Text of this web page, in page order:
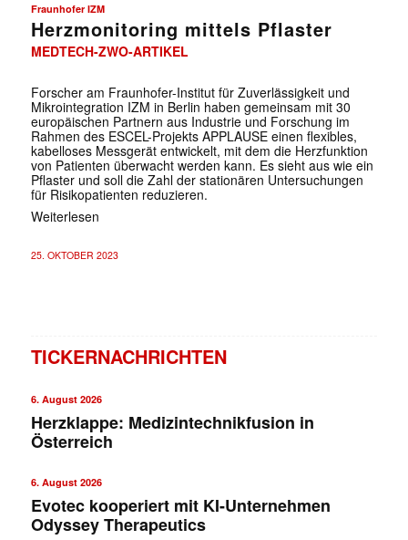
Fraunhofer IZM
Herzmonitoring mittels Pflaster
MEDTECH-ZWO-ARTIKEL
Forscher am Fraunhofer-Institut für Zuverlässigkeit und
Mikrointegration IZM in Berlin haben gemeinsam mit 30
europäischen Partnern aus Industrie und Forschung im
Rahmen des ESCEL-Projekts APPLAUSE einen flexibles,
kabelloses Messgerät entwickelt, mit dem die Herzfunktion
von Patienten überwacht werden kann. Es sieht aus wie ein
Pflaster und soll die Zahl der stationären Untersuchungen
für Risikopatienten reduzieren.
Weiterlesen
25. OKTOBER 2023
TICKERNACHRICHTEN
6. August 2026
Herzklappe: Medizintechnikfusion in
Österreich
6. August 2026
Evotec kooperiert mit KI-Unternehmen
Odyssey Therapeutics